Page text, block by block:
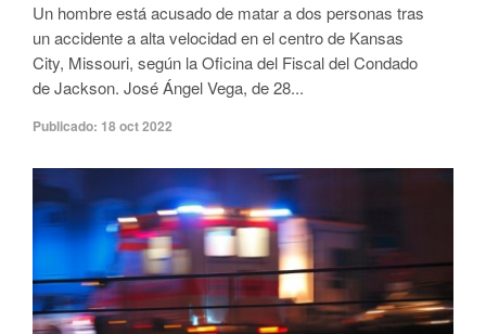
Un hombre está acusado de matar a dos personas tras
un accidente a alta velocidad en el centro de Kansas
City, Missouri, según la Oficina del Fiscal del Condado
de Jackson. José Ángel Vega, de 28...
Publicado: 18 oct 2022